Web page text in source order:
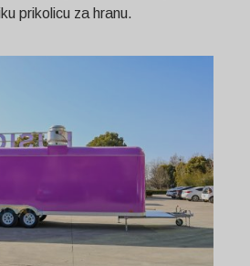
prikolicu za hranu.